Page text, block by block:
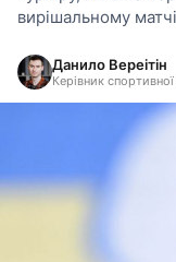
вирішальному матчі
Данило Вереітін
Керівник